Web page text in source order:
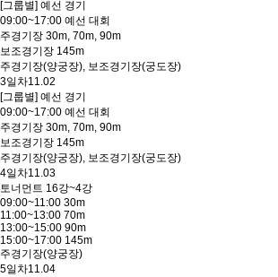
[그룹별] 예선 경기
09:00~17:00 예선 대회
주경기장 30m, 70m, 90m
보조경기장 145m
주경기장(양궁장), 보조경기장(궁도장)
3일차11.02
[그룹별] 예선 경기
09:00~17:00 예선 대회
주경기장 30m, 70m, 90m
보조경기장 145m
주경기장(양궁장), 보조경기장(궁도장)
4일차11.03
토너먼트 16강~4강
09:00~11:00 30m
11:00~13:00 70m
13:00~15:00 90m
15:00~17:00 145m
주경기장(양궁장)
5일차11.04